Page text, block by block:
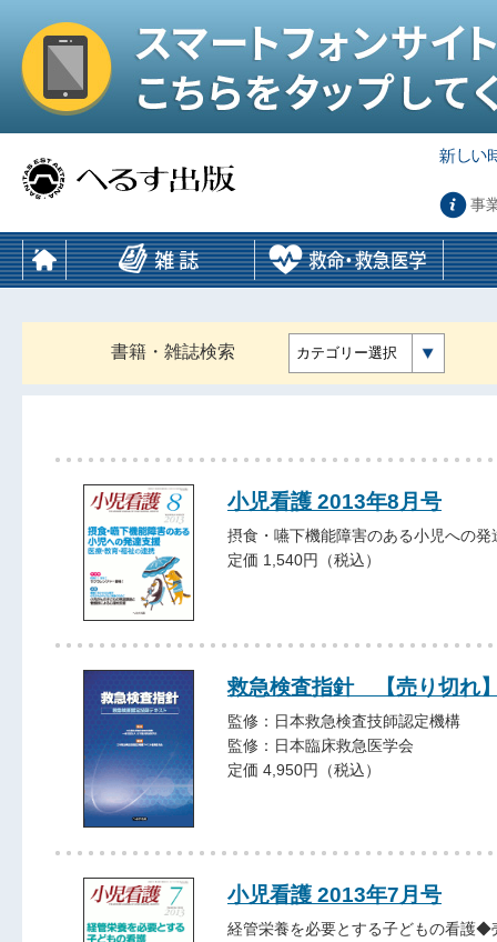
事
書籍・雑誌検索 カテゴリー選択
小児看護 2013年8月号
摂食・嚥下機能障害のある小児への
定価 1,540円（税込）
救急検査指針 【売り切れ
監修：日本救急検査技師認定機構
監修：日本臨床救急医学会
定価 4,950円（税込）
小児看護 2013年7月号
経管栄養を必要とする子どもの看護